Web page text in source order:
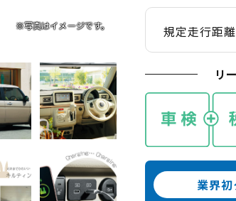
規定走行距離
リ
業界